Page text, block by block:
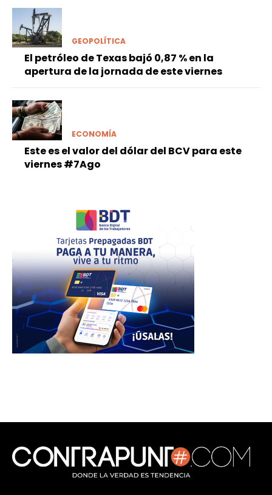
GEOPOLÍTICA
El petróleo de Texas bajó 0,87 % en la
apertura de la jornada de este viernes
ECONOMÍA
Este es el valor del dólar del BCV para este
viernes #7Ago